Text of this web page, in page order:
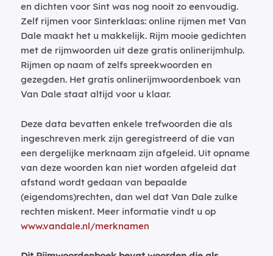
en dichten voor Sint was nog nooit zo eenvoudig.
Zelf rijmen voor Sinterklaas: online rijmen met Van
Dale maakt het u makkelijk. Rijm mooie gedichten
met de rijmwoorden uit deze gratis onlinerijmhulp.
Rijmen op naam of zelfs spreekwoorden en
gezegden. Het gratis onlinerijmwoordenboek van
Van Dale staat altijd voor u klaar.
Deze data bevatten enkele trefwoorden die als
ingeschreven merk zijn geregistreerd of die van
een dergelijke merknaam zijn afgeleid. Uit opname
van deze woorden kan niet worden afgeleid dat
afstand wordt gedaan van bepaalde
(eigendoms)rechten, dan wel dat Van Dale zulke
rechten miskent. Meer informatie vindt u op
www.vandale.nl/merknamen